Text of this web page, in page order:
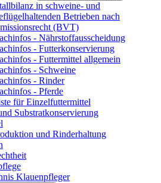
in schweine- und
Betrieben nach
(BVT)
- Nährstoffausscheidung
- Futterkonservierung
- Futtermittel allgemein
- Schweine
- Rinder
- Pferde
für Einzelfuttermittel
Substratkonservierung
und Rinderhaltung
Klauenpfleger